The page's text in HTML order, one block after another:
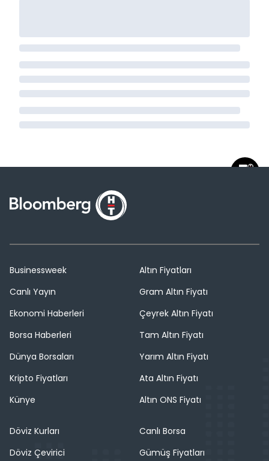
Businessweek
Canlı Yayın
Ekonomi Haberleri
Borsa Haberleri
Dünya Borsaları
Kripto Fiyatları
Künye
Altın Fiyatları
Gram Altın Fiyatı
Çeyrek Altın Fiyatı
Tam Altın Fiyatı
Yarım Altın Fiyatı
Ata Altın Fiyatı
Altın ONS Fiyatı
Döviz Kurları
Döviz Çevirici
Canlı Borsa
Gümüş Fiyatları